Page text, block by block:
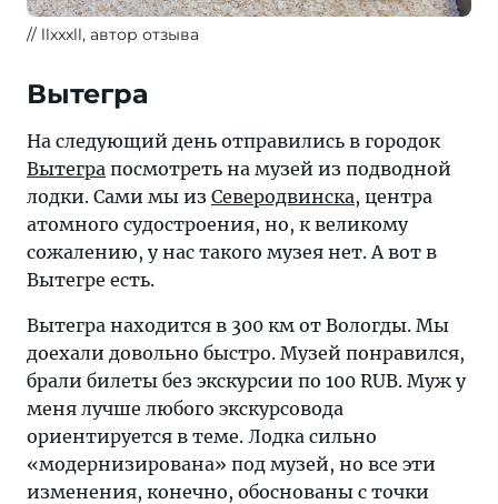
llxxxll, автор отзыва
Вытегра
На следующий день отправились в городок
Вытегра посмотреть на музей из подводной
лодки. Сами мы из Северодвинска, центра
атомного судостроения, но, к великому
сожалению, у нас такого музея нет. А вот в
Вытегре есть.
Вытегра находится в 300 км от Вологды. Мы
доехали довольно быстро. Музей понравился,
брали билеты без экскурсии по 100 RUB. Муж у
меня лучше любого экскурсовода
ориентируется в теме. Лодка сильно
«модернизирована» под музей, но все эти
изменения, конечно, обоснованы с точки